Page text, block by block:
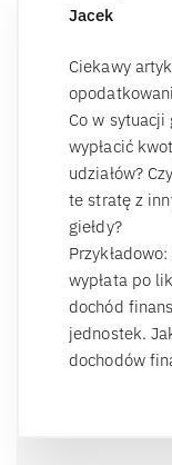
Jacek
Ciekawy
Co w
wypłacić
udziałów?
te stratę z
giełdy?
wypłata po
dochód
jednostek.
dochodów